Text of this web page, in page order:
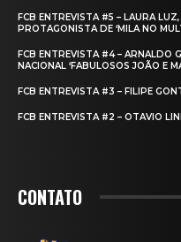
FCB ENTREVISTA #5 – LAURA
PROTAGONISTA DE ‘MILA NO
FCB ENTREVISTA #4 – ARNALDO
NACIONAL ‘FABULOSOS JOÃO E
FCB ENTREVISTA #3 – FILIPE
FCB ENTREVISTA #2 – OTAVIO
CONTATO